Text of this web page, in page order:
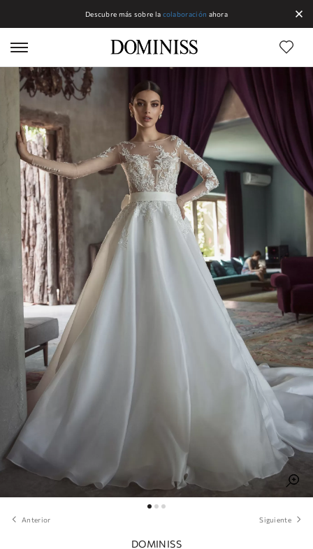
Descubre más sobre la colaboración ahora
Líneas DOMINISS
Anterior Siguiente
DOMINISS